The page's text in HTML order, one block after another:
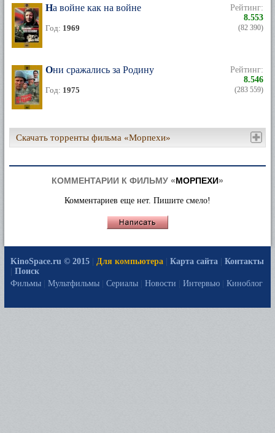
На войне как на войне
Год: 1969
Рейтинг:
8.553
(82 390)
Они сражались за Родину
Год: 1975
Рейтинг:
8.546
(283 559)
Скачать торренты фильма «Морпехи»
КОММЕНТАРИИ К ФИЛЬМУ «МОРПЕХИ»
Комментариев еще нет. Пишите смело!
KinoSpace.ru © 2015 Для компьютера Карта сайта
Контакты
Поиск
Фильмы
Мультфильмы Сериалы Новости Интервью Киноблог